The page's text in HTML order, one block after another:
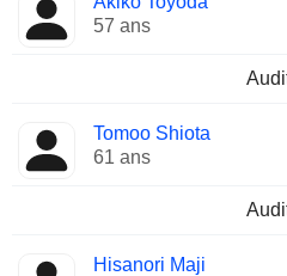
57 ans
Tomoo Shiota
61 ans
Hisanori Maji